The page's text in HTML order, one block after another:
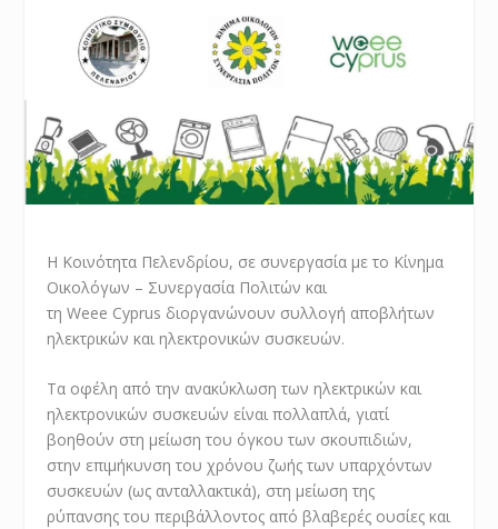
Η Κοινότητα Πελενδρίου, σε συνεργασία με το Κίνημα
Οικολόγων – Συνεργασία Πολιτών και
τη Weee Cyprus διοργανώνουν συλλογή αποβλήτων
ηλεκτρικών και ηλεκτρονικών συσκευών.
Τα οφέλη από την ανακύκλωση των ηλεκτρικών και
ηλεκτρονικών συσκευών είναι πολλαπλά, γιατί
βοηθούν στη μείωση του όγκου των σκουπιδιών,
στην επιμήκυνση του χρόνου ζωής των υπαρχόντων
συσκευών (ως ανταλλακτικά), στη μείωση της
ρύπανσης του περιβάλλοντος από βλαβερές ουσίες και